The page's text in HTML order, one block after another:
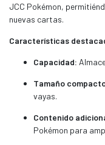
JCC Pokémon,
nuevas cartas.
Características
Capacidad:
Tamaño
vayas.
Contenido
Pokémon para